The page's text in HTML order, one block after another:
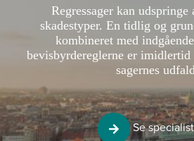
Regressager kan
skadestyper. En tidlig og
kombineret med
bevisbyrdereglerne er
sagernes
Se